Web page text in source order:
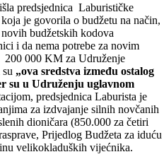
predsjednica Laburističke
je govorila o budžetu na način,
budžetskih kodova
i da nema potrebe za novim
200 000 KM za Udruženje
„ova sredstva između ostalog
su u Udruženju uglavnom
predsjednica Laburista je
za izdvajanje silnih novčanih
dioničara (850.000 za četiri
Prijedlog Budžeta za iduću
velikokladuških vijećnika.